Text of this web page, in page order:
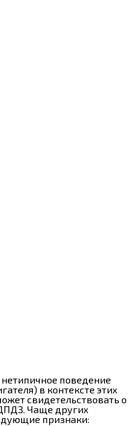
нетипичное поведение
в контексте этих
свидетельствовать о
Чаще других
признаки: